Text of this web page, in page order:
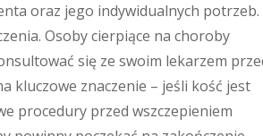
oraz jego indywidualnych potrzeb.
Osoby cierpiące na choroby
się ze swoim lekarzem
kluczowe znaczenie – jeśli kość jest
procedury przed wszczepieniem